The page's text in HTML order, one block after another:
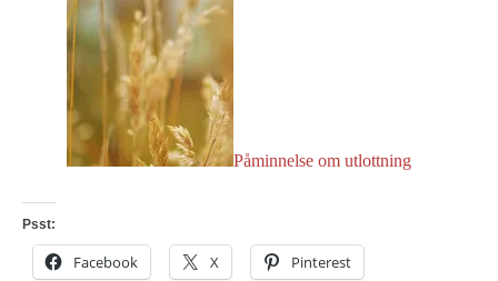
Påminnelse om utlottning
Psst:
Facebook X Pinterest